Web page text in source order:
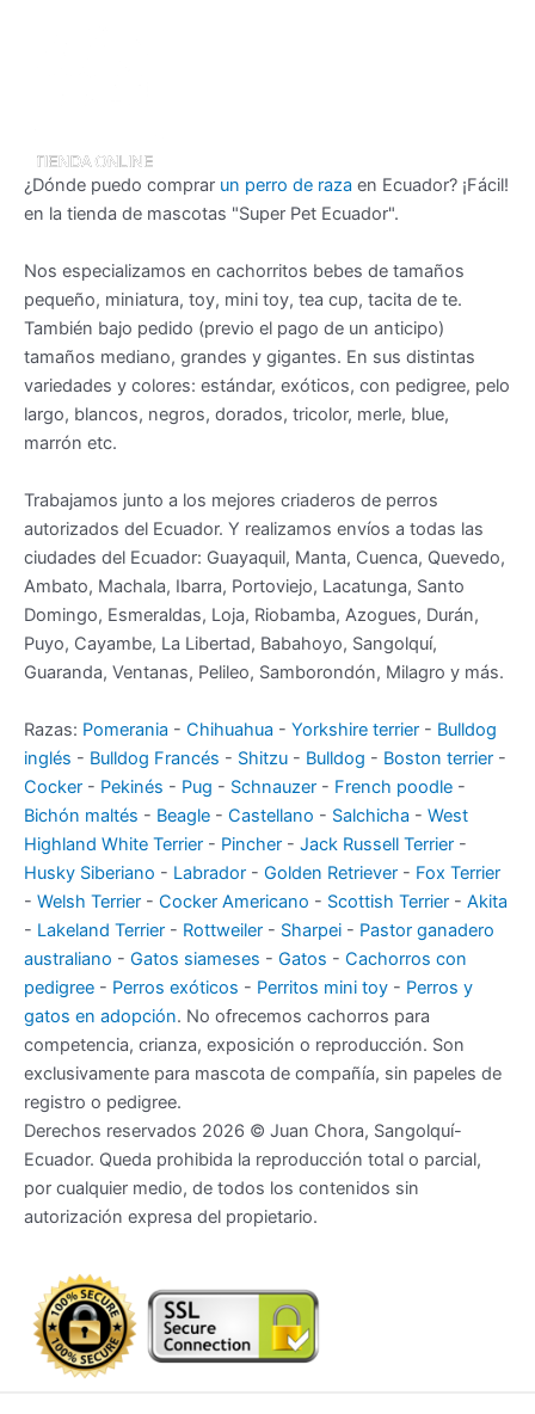
¿Dónde puedo comprar un perro de raza en Ecuador? ¡Fácil!
en la tienda de mascotas "Super Pet Ecuador".
Nos especializamos en cachorritos bebes de tamaños
pequeño, miniatura, toy, mini toy, tea cup, tacita de te.
También bajo pedido (previo el pago de un anticipo)
tamaños mediano, grandes y gigantes. En sus distintas
variedades y colores: estándar, exóticos, con pedigree, pelo
largo, blancos, negros, dorados, tricolor, merle, blue,
marrón etc.
Trabajamos junto a los mejores criaderos de perros
autorizados del Ecuador. Y realizamos envíos a todas las
ciudades del Ecuador: Guayaquil, Manta, Cuenca, Quevedo,
Ambato, Machala, Ibarra, Portoviejo, Lacatunga, Santo
Domingo, Esmeraldas, Loja, Riobamba, Azogues, Durán,
Puyo, Cayambe, La Libertad, Babahoyo, Sangolquí,
Guaranda, Ventanas, Pelileo, Samborondón, Milagro y más.
Razas: Pomerania - Chihuahua - Yorkshire terrier - Bulldog
inglés - Bulldog Francés - Shitzu - Bulldog - Boston terrier -
Cocker - Pekinés - Pug - Schnauzer - French poodle -
Bichón maltés - Beagle - Castellano - Salchicha - West
Highland White Terrier - Pincher - Jack Russell Terrier -
Husky Siberiano - Labrador - Golden Retriever - Fox Terrier
- Welsh Terrier - Cocker Americano - Scottish Terrier - Akita
- Lakeland Terrier - Rottweiler - Sharpei - Pastor ganadero
australiano - Gatos siameses - Gatos - Cachorros con
pedigree - Perros exóticos - Perritos mini toy - Perros y
gatos en adopción. No ofrecemos cachorros para
competencia, crianza, exposición o reproducción. Son
exclusivamente para mascota de compañía, sin papeles de
registro o pedigree.
Derechos reservados 2026 © Juan Chora, Sangolquí-
Ecuador. Queda prohibida la reproducción total o parcial,
por cualquier medio, de todos los contenidos sin
autorización expresa del propietario.